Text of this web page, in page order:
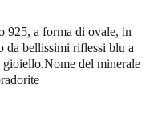
925, a forma di ovale, in
da bellissimi riflessi blu a
gioiello.Nome del minerale